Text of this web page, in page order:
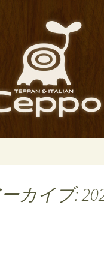
心斎橋のイ
チェッポ
Ceppo（チェ
パスタや讃岐
ほか、バルメ
デートにも一
たりです。
カイブ: